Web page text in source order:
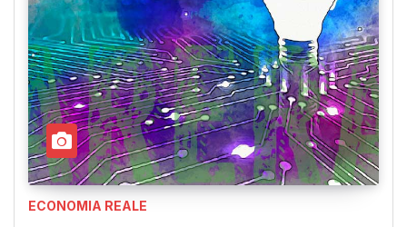
ECONOMIA REALE